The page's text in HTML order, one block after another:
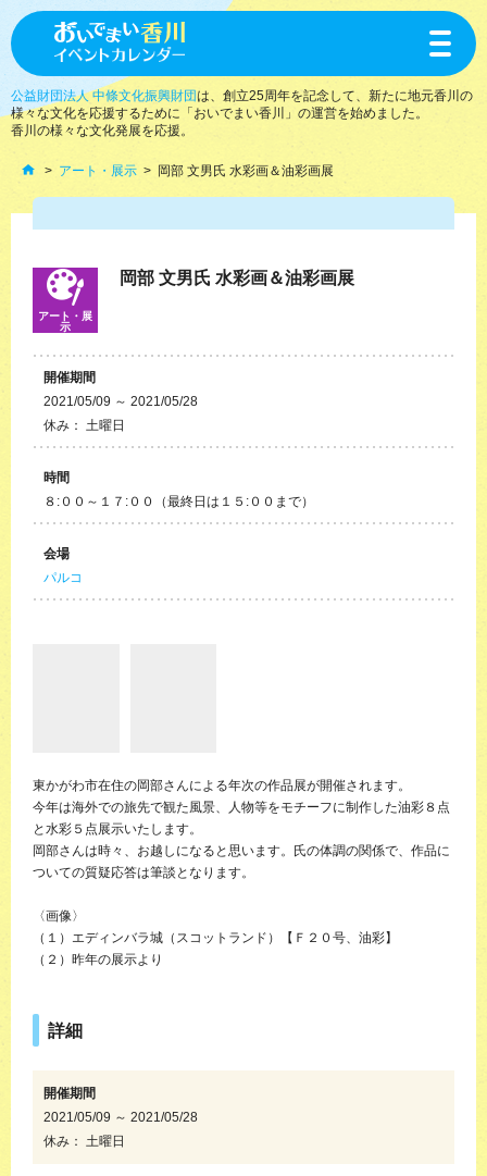
toggle
公益財団法人 中條文化振興財団は、創立25周年を記念して、新たに地元香川の
様々な文化を応援するために「おいでまい香川」の運営を始めました。
香川の様々な文化発展を応援。
アート・展示 岡部 文男氏 水彩画＆油彩画展
アート・展
示
岡部 文男氏 水彩画＆油彩画展
開催期間
2021/05/09 ～ 2021/05/28
休み： 土曜日
時間
８:００～１７:００（最終日は１５:００まで）
会場
パルコ
東かがわ市在住の岡部さんによる年次の作品展が開催されます。
今年は海外での旅先で観た風景、人物等をモチーフに制作した油彩８点
と水彩５点展示いたします。
岡部さんは時々、お越しになると思います。氏の体調の関係で、作品に
ついての質疑応答は筆談となります。
〈画像〉
（１）エディンバラ城（スコットランド）【Ｆ２０号、油彩】
（２）昨年の展示より
詳細
開催期間
2021/05/09 ～ 2021/05/28
休み： 土曜日